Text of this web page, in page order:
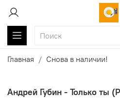
Главная Снова в наличии!
Андрей Губин - Только ты